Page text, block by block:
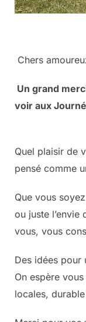
Chers
Un grand
voir aux
Quel plaisir de
pensé comme
Que vous
ou juste l’envie
vous, vous
Des idées pour
On espère
locales,